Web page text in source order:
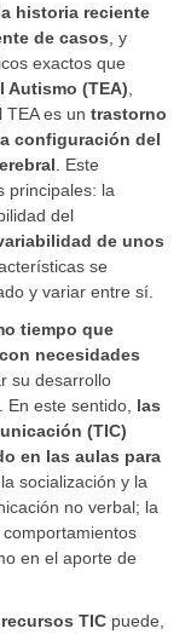
historia reciente
de casos , y
exactos que
Autismo (TEA)
TEA es un trastorno
configuración del
. Este
principales: la
del
de unos
se
y variar entre sí.
tiempo que
necesidades
su desarrollo
este sentido, las
(TIC)
en las aulas para
socialización y la
no verbal; la
en el aporte de
TIC puede,